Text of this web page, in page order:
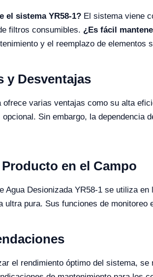
el sistema YR58-1? El sistema viene
filtros consumibles. ¿Es fácil
y el reemplazo de elementos
y Desventajas
ofrece varias ventajas como su alta
Sin embargo, la dependencia
en el Campo
Agua Desionizada YR58-1 se utiliza
ultra pura. Sus funciones de
el rendimiento óptimo del sistema,